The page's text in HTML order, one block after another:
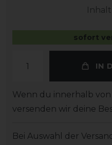
Inhalt
sofort
IN
Wenn du innerhalb von
versenden wir deine
Bei Auswahl der